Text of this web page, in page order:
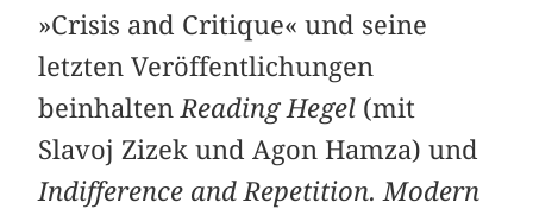
»Crisis and Critique« und seine
letzten Veröffentlichungen
beinhalten Reading Hegel (mit
Slavoj Zizek und Agon Hamza) und
Indifference and Repetition. Modern